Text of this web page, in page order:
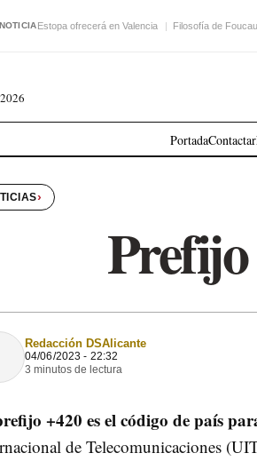
Estopa ofrecerá en Valencia Filosofía de
PortadaContactar
›
Prefijo
Redacción DSAlicante
04/06/2023 - 22:32
3 minutos de lectura
+420 es el código de país
de Telecomunicaciones